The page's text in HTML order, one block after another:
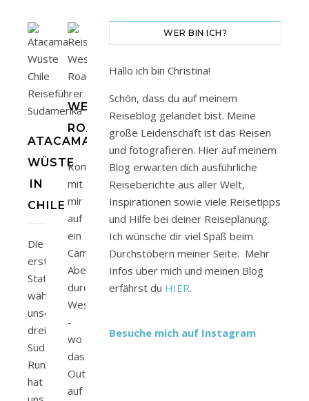
ATACAMA
WÜSTE
IN
CHILE
Die
erste
Station
während
unserer
dreiwöchigen
Südamerika
Rundreise
hat
WESTAUSTRALIEN
ROADTRIP
Komm
mit
mir
auf
ein
Camping-
Abenteuer
durch
Westaustralien
-
wo
das
Outback
auf
WER BIN ICH?
Hallo ich bin Christina!
Schön, dass du auf meinem
Reiseblog gelandet bist. Meine
große Leidenschaft ist das Reisen
und fotografieren. Hier auf meinem
Blog erwarten dich ausführliche
Reiseberichte aus aller Welt,
Inspirationen sowie viele Reisetipps
und Hilfe bei deiner Reiseplanung.
Ich wünsche dir viel Spaß beim
Durchstöbern meiner Seite. Mehr
Infos über mich und meinen Blog
erfährst du HIER.
Besuche mich auf Instagram